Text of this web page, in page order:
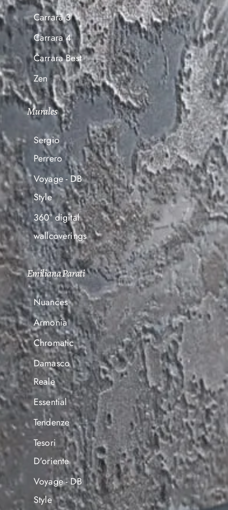
Carrara 3
Carrara 4
Carrara Best
Zen
Murales
Sergio
Perrero
Voyage - DB
Style
360° digital
wallcoverings
Emiliana Parati
Nuances
Armonia
Chromatic
Damasco
Reale
Essential
Tendenze
Tesori
D'oriente
Voyage - DB
Style